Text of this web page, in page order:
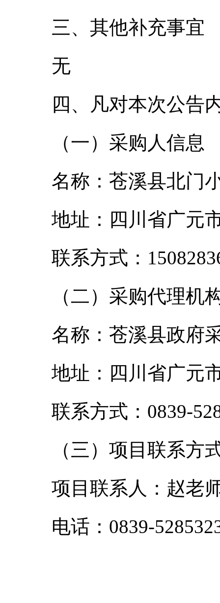
三、其他补充事宜
无
四、凡对本次公告
（一）采购人信息
名称：苍溪县北门
地址：四川省广元
联系方式：
（二）采购代理机
名称：苍溪县政府
地址：四川省广元
联系方式：0839-
（三）项目联系方
项目联系人：赵老
电话：0839-